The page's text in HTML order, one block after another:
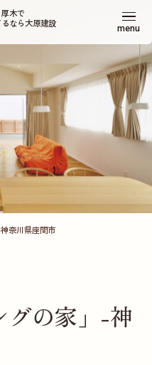
木で
なら大原建設
menu
奈川県座間市
グの家」-神